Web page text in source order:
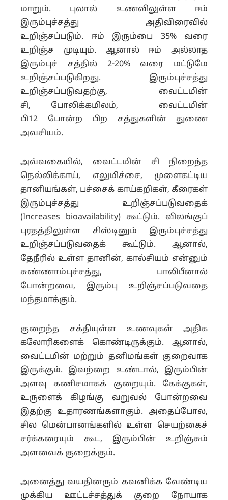
மாறும். புலால் உணவிலுள்ள ஈம்
இரும்புச்சத்து அதிவிரைவில்
உறிஞ்சப்படும். ஈம் இரும்பை 35% வரை
உறிஞ்ச முடியும். ஆனால் ஈம் அல்லாத
இரும்புச் சத்தில் 2-20% வரை மட்டுமே
உறிஞ்சப்படுகிறது. இரும்புச்சத்து
உறிஞ்சப்படுவதற்கு, வைட்டமின்
சி, போலிக்கமிலம், வைட்டமின்
பி12 போன்ற பிற சத்துகளின் துணை
அவசியம்.
அவ்வகையில், வைட்டமின் சி நிறைந்த
நெல்லிக்காய், எலுமிச்சை, முளைகட்டிய
தானியங்கள், பச்சைக் காய்கறிகள், கீரைகள்
இரும்புச்சத்து உறிஞ்சப்படுவதைக்
(Increases bioavailability) கூட்டும். விலங்குப்
புரதத்திலுள்ள சிஸ்டினும் இரும்புச்சத்து
உறிஞ்சப்படுவதைக் கூட்டும். ஆனால்,
தேநீரில் உள்ள தானின், கால்சியம் என்னும்
சுண்ணாம்புச்சத்து, பாலிபீனால்
போன்றவை, இரும்பு உறிஞ்சப்படுவதை
மந்தமாக்கும்.
குறைந்த சக்தியுள்ள உணவுகள் அதிக
கலோரிகளைக் கொண்டிருக்கும். ஆனால்,
வைட்டமின் மற்றும் தனிமங்கள் குறைவாக
இருக்கும். இவற்றை உண்டால், இரும்பின்
அளவு கணிசமாகக் குறையும். கேக்குகள்,
உருளைக் கிழங்கு வறுவல் போன்றவை
இதற்கு உதாரணங்களாகும். அதைப்போல,
சில மென்பானங்களில் உள்ள செயற்கைச்
சர்க்கரையும் கூட, இரும்பின் உறிஞ்சும்
அளவைக் குறைக்கும்.
அனைத்து வயதினரும் கவனிக்க வேண்டிய
முக்கிய ஊட்டச்சத்துக் குறை நோயாக